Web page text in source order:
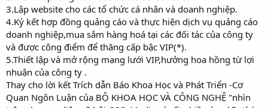
3.Lập website cho các tổ chức cá nhân và doanh nghiệp.
4.Ký kết hợp đồng quảng cáo và thực hiện dịch vụ quảng cáo
doanh nghiệp,mua sắm hàng hoá tại các đối tác của công ty
và được công điểm để thăng cấp bậc VIP(*).
5.Thiết lập và mở rộng mạng lưới VIP,hưởng hoa hồng từ lợi
nhuận của công ty .
Thay cho lời kết Trích dẫn Báo Khoa Học và Phát Triển -Cơ
Quan Ngôn Luận của BỘ KHOA HỌC VÀ CÔNG NGHỆ "nhìn